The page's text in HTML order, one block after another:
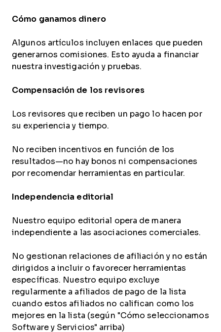
Cómo ganamos dinero
Algunos artículos incluyen enlaces que pueden
generarnos comisiones. Esto ayuda a financiar
nuestra investigación y pruebas.
Compensación de los revisores
Los revisores que reciben un pago lo hacen por
su experiencia y tiempo.
No reciben incentivos en función de los
resultados—no hay bonos ni compensaciones
por recomendar herramientas en particular.
Independencia editorial
Nuestro equipo editorial opera de manera
independiente a las asociaciones comerciales.
No gestionan relaciones de afiliación y no están
dirigidos a incluir o favorecer herramientas
específicas. Nuestro equipo excluye
regularmente a afiliados de pago de la lista
cuando estos afiliados no califican como los
mejores en la lista (según "Cómo seleccionamos
Software y Servicios" arriba)